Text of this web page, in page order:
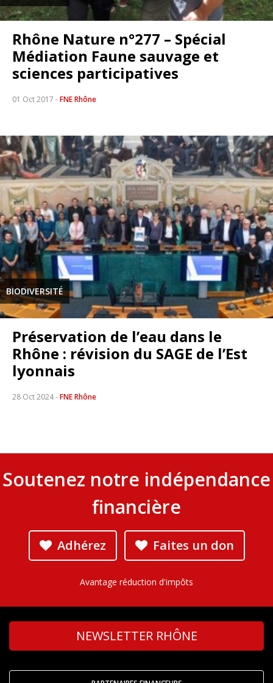
Rhône Nature n°277 – Spécial
Médiation Faune sauvage et
sciences participatives
01 Oct 2017 -FNE Rhône
BIODIVERSITÉ
Préservation de l’eau dans le
Rhône : révision du SAGE de l’Est
lyonnais
28 Oct 2024-FNE Rhône
Soutenez notre indépendance
financière
Adhérez Faites un don
Avantage réduction d'impôts
NEWSLETTER RHÔNE